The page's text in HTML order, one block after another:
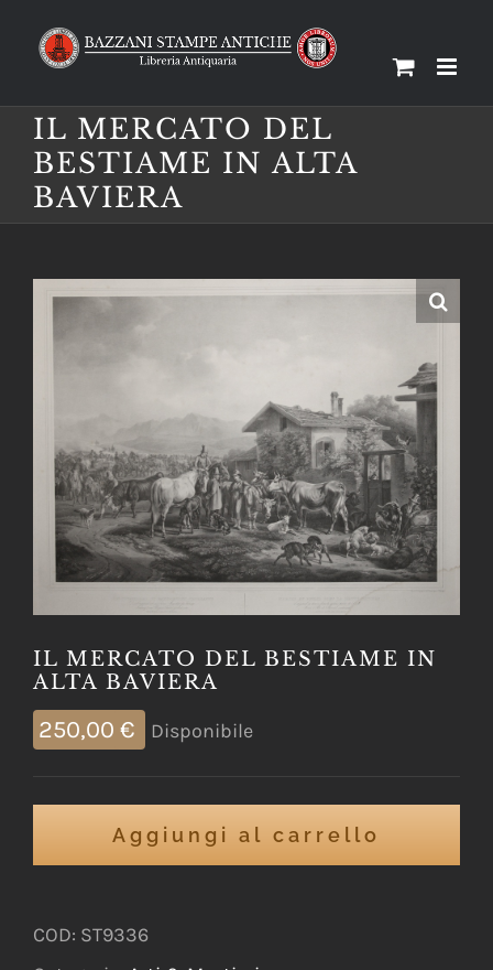
IL MERCATO DEL
BESTIAME IN ALTA
BAVIERA
IL MERCATO DEL BESTIAME IN
ALTA BAVIERA
250,00 € Disponibile
Aggiungi al carrello
COD: ST9336